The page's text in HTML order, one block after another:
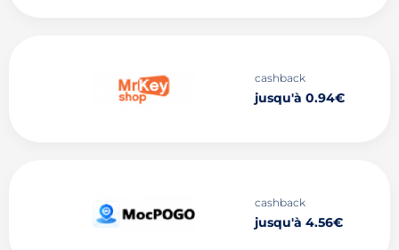
cashback
jusqu'à 0.94€
cashback
jusqu'à 4.56€